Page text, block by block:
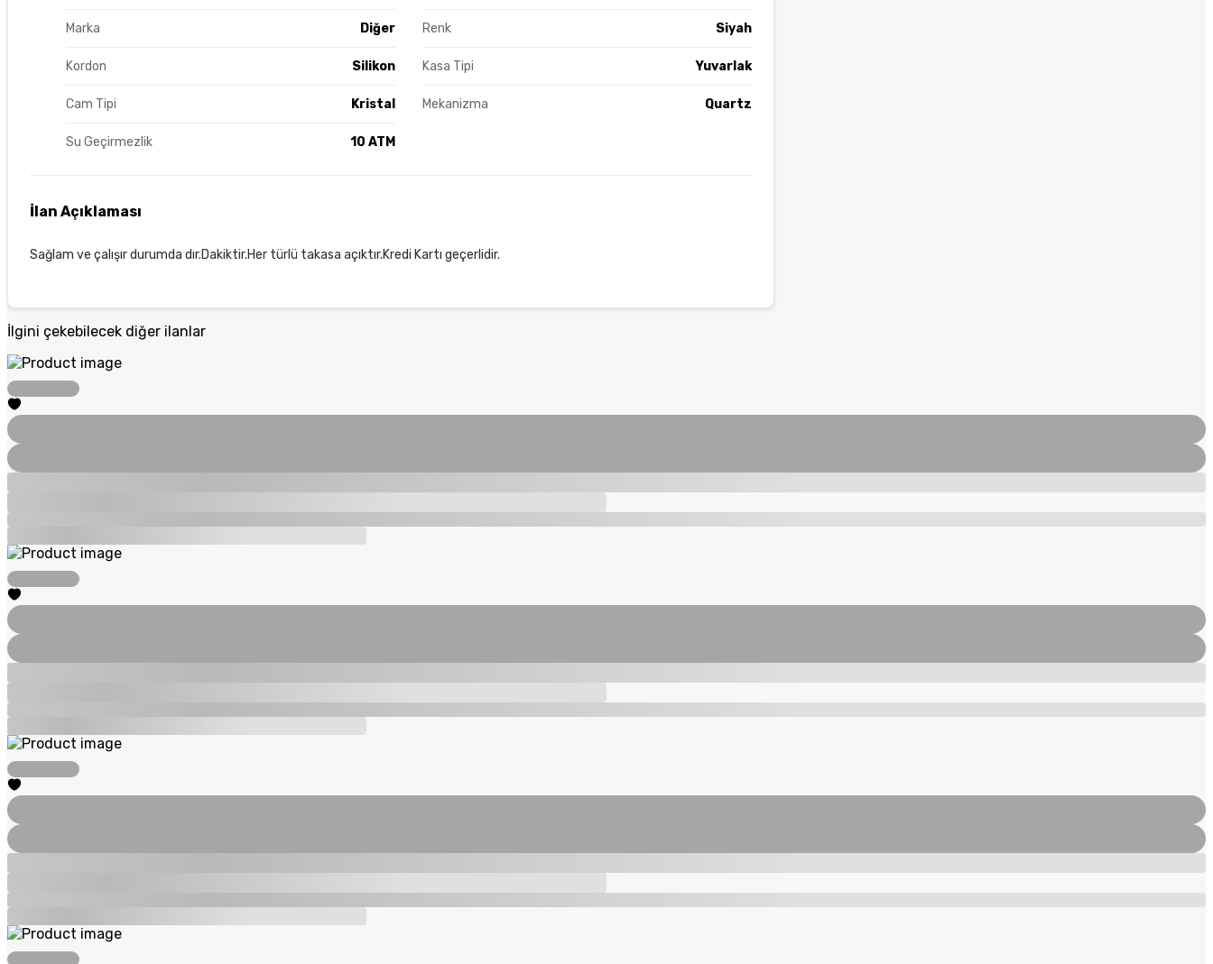
Marka Diğer Renk Siyah
Kordon Silikon Kasa Tipi Yuvarlak
Cam Tipi Kristal Mekanizma Quartz
Su Geçirmezlik 10 ATM
İlan Açıklaması
Sağlam ve çalışır durumda dır.Dakiktir.Her türlü takasa açıktır.Kredi Kartı geçerlidir.
İlgini çekebilecek diğer ilanlar